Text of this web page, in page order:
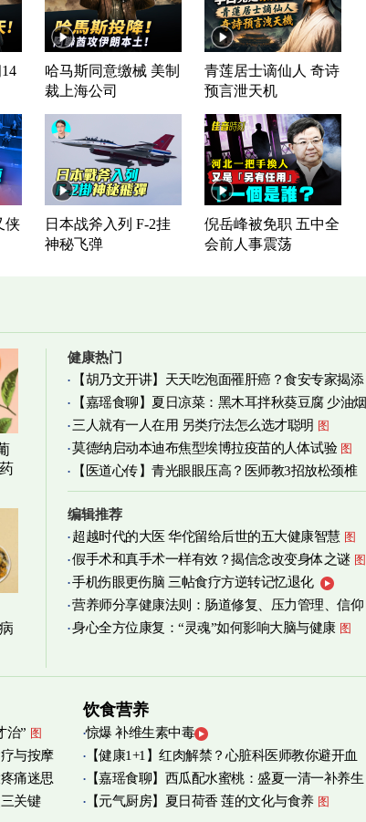
哈马斯同意缴械 美制
裁上海公司
青莲居士谪仙人 奇诗
预言泄天机
侠
日本战斧入列 F-2挂
神秘飞弹
倪岳峰被免职 五中全
会前人事震荡
健康热门
【胡乃文开讲】天天吃泡面罹肝癌？食安专家揭添
加物真相
【嘉瑶食聊】夏日凉菜：黑木耳拌秋葵豆腐 少油烟
清爽养心 图
三人就有一人在用 另类疗法怎么选才聪明 图
莫德纳启动本迪布焦型埃博拉疫苗的人体试验 图
【医道心传】青光眼眼压高？医师教3招放松颈椎
图
编辑推荐
超越时代的大医 华佗留给后世的五大健康智慧 图
假手术和真手术一样有效？揭信念改变身体之谜 图
手机伤眼更伤脑 三帖食疗方逆转记忆退化
营养师分享健康法则：肠道修复、压力管理、信仰
实践 图
身心全方位康复：“灵魂”如何影响大脑与健康 图
治” 图
与按摩
痛迷思
关键
饮食营养
惊爆 补维生素中毒
【健康1+1】红肉解禁？心脏科医师教你避开血
管伤害
【嘉瑶食聊】西瓜配水蜜桃：盛夏一清一补养生
宝
图
【元气厨房】夏日荷香 莲的文化与食养 图